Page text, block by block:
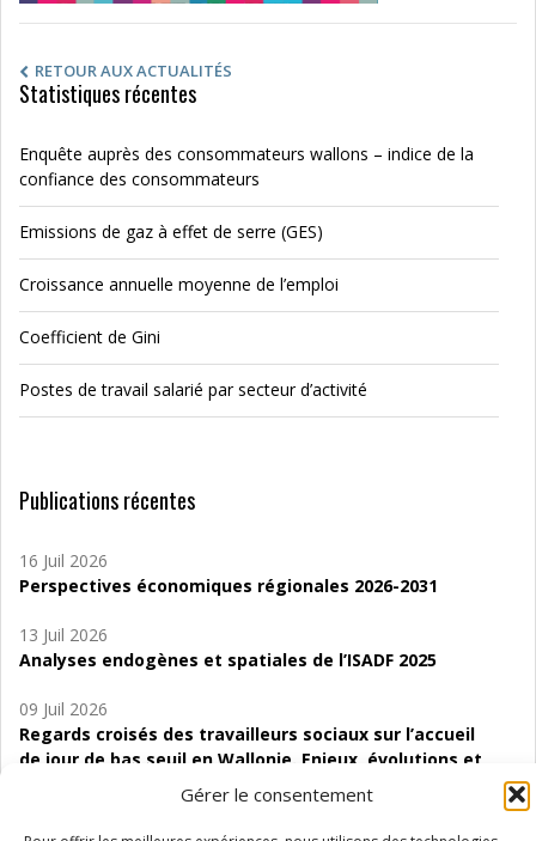
Gérer le consentement
RETOUR AUX ACTUALITÉS
Statistiques récentes
Enquête auprès des consommateurs wallons – indice de la
confiance des consommateurs
Emissions de gaz à effet de serre (GES)
Croissance annuelle moyenne de l’emploi
Coefficient de Gini
Postes de travail salarié par secteur d’activité
Publications récentes
16 Juil 2026
Perspectives économiques régionales 2026-2031
13 Juil 2026
Analyses endogènes et spatiales de l’ISADF 2025
09 Juil 2026
Regards croisés des travailleurs sociaux sur l’accueil
de jour de bas seuil en Wallonie. Enjeux, évolutions et
06 Juil 2026